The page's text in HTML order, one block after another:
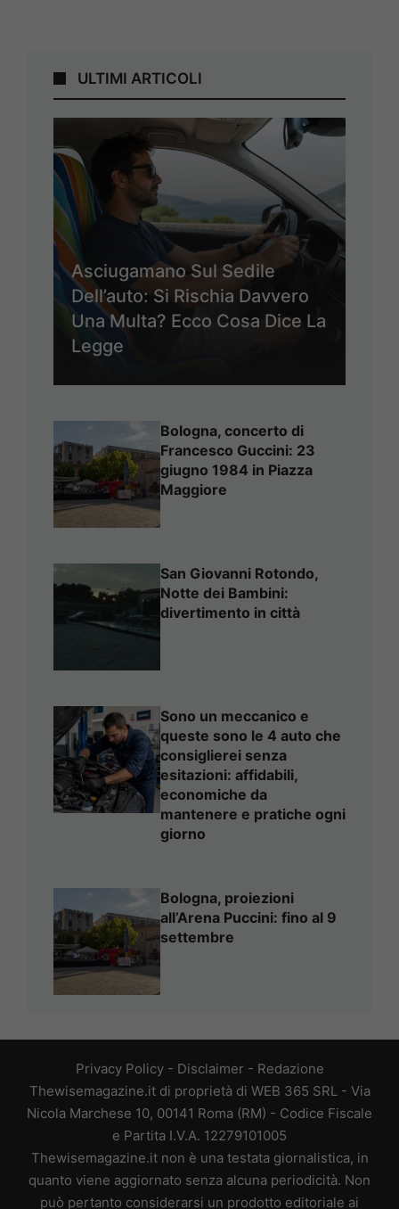
ULTIMI ARTICOLI
Asciugamano Sul Sedile
Dell’auto: Si Rischia Davvero
Una Multa? Ecco Cosa Dice La
Legge
Bologna, concerto di
Francesco Guccini: 23
giugno 1984 in Piazza
Maggiore
San Giovanni Rotondo,
Notte dei Bambini:
divertimento in città
Sono un meccanico e
queste sono le 4 auto che
consiglierei senza
esitazioni: affidabili,
economiche da
mantenere e pratiche ogni
giorno
Bologna, proiezioni
all’Arena Puccini: fino al 9
settembre
Privacy Policy- Disclaimer - Redazione
Thewisemagazine.it di proprietà di WEB 365 SRL - Via
Nicola Marchese 10, 00141 Roma (RM) - Codice Fiscale
e Partita I.V.A. 12279101005
Thewisemagazine.it non è una testata giornalistica, in
quanto viene aggiornato senza alcuna periodicità. Non
può pertanto considerarsi un prodotto editoriale ai